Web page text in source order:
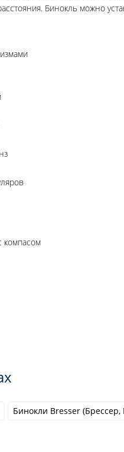
Бинокль можно
компасом
Бинокли Bresser